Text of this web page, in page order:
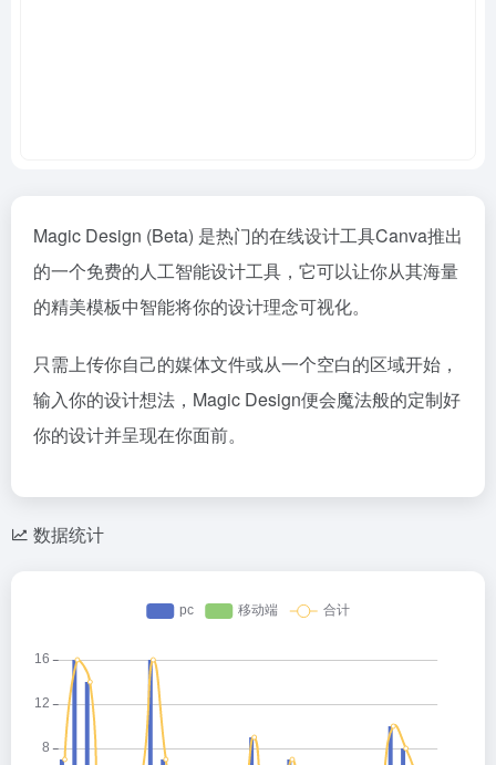
Magic Design (Beta) 是热门的在线设计工具Canva推出
的一个免费的人工智能设计工具，它可以让你从其海量
的精美模板中智能将你的设计理念可视化。
只需上传你自己的媒体文件或从一个空白的区域开始，
输入你的设计想法，Magic Design便会魔法般的定制好
你的设计并呈现在你面前。
数据统计